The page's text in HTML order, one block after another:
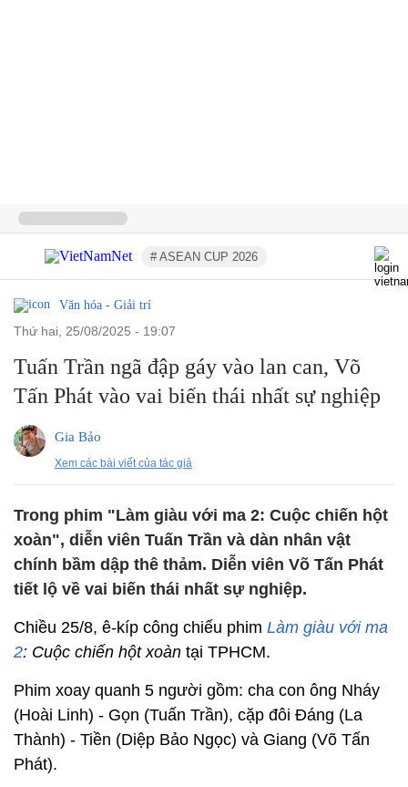
# ASEAN CUP 2026
Văn hóa - Giải trí
thứ hai, 25/08/2025 - 19:07
Tuấn Trần ngã đập gáy vào lan can, Võ
Tấn Phát vào vai biến thái nhất sự nghiệp
Gia Bảo
Xem các bài viết của tác giả
Trong phim "Làm giàu với ma 2: Cuộc chiến hột
xoàn", diễn viên Tuấn Trần và dàn nhân vật
chính bầm dập thê thảm. Diễn viên Võ Tấn Phát
tiết lộ về vai biến thái nhất sự nghiệp.
Chiều 25/8, ê-kíp công chiếu phim Làm giàu với ma
2: Cuộc chiến hột xoàn tại TPHCM.
Phim xoay quanh 5 người gồm: cha con ông Nháy
(Hoài Linh) - Gọn (Tuấn Trần), cặp đôi Đáng (La
Thành) - Tiền (Diệp Bảo Ngọc) và Giang (Võ Tấn
Phát).